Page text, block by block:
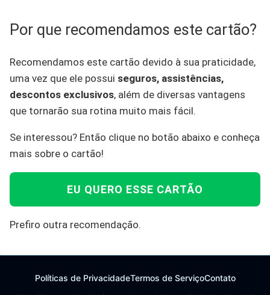
Por que recomendamos este cartão?
Recomendamos este cartão devido à sua praticidade,
uma vez que ele possui seguros, assistências,
descontos exclusivos, além de diversas vantagens
que tornarão sua rotina muito mais fácil.
Se interessou? Então clique no botão abaixo e conheça
mais sobre o cartão!
EU QUERO ESSE CARTÃO
Prefiro outra recomendação.
Políticas de PrivacidadeTermos de ServiçoContato